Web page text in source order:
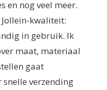
en nog veel meer.
kwaliteit:
in gebruik. Ik
maat, materiaal
gaat
verzending